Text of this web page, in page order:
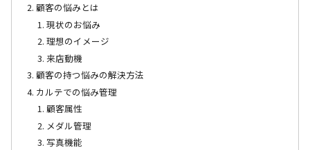
顧客の悩みとは
現状のお悩み
理想のイメージ
来店動機
顧客の持つ悩みの解決方法
カルテでの悩み管理
顧客属性
メダル管理
写真機能